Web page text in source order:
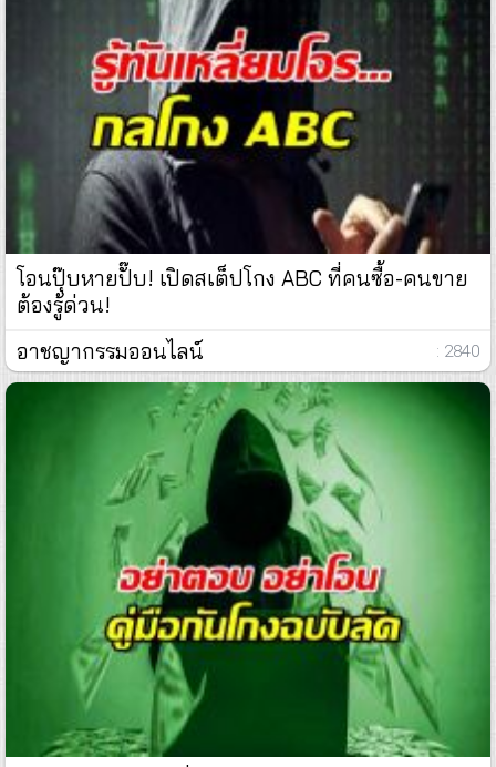
โอนปุ๊บหายปั๊บ! เปิดสเต็ปโกง ABC ที่คนซื้อ-คนขาย
ต้องรู้ด่วน!
อาชญากรรมออนไลน์
: 2840